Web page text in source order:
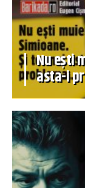
Nu ești
asta-i